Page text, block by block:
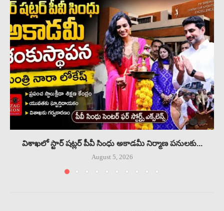
విశాఖలో స్టార్ షట్లర్ పీవీ సింధు అకాడమీ నిర్మాణ పనులకు...
August 5, 2026